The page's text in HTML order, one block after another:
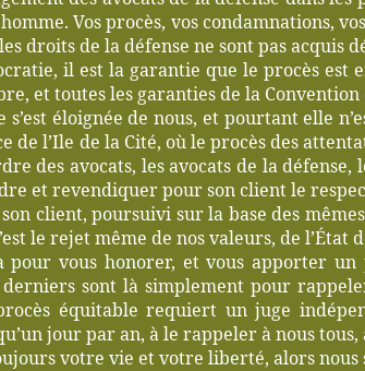
Vos procès, vos condamnations,
droits de la défense ne sont pas
il est la garantie que le procès
et toutes les garanties de la
s’est éloignée de nous, et pourtant elle
de l’Ile de la Cité, où le procès des
des avocats, les avocats de la
et revendiquer pour son client le
son client, poursuivi sur la base des
le rejet même de nos valeurs, de
vous honorer, et vous apporter un
sont là simplement pour
équitable requiert un juge
jour par an, à le rappeler à nous
votre vie et votre liberté, alors